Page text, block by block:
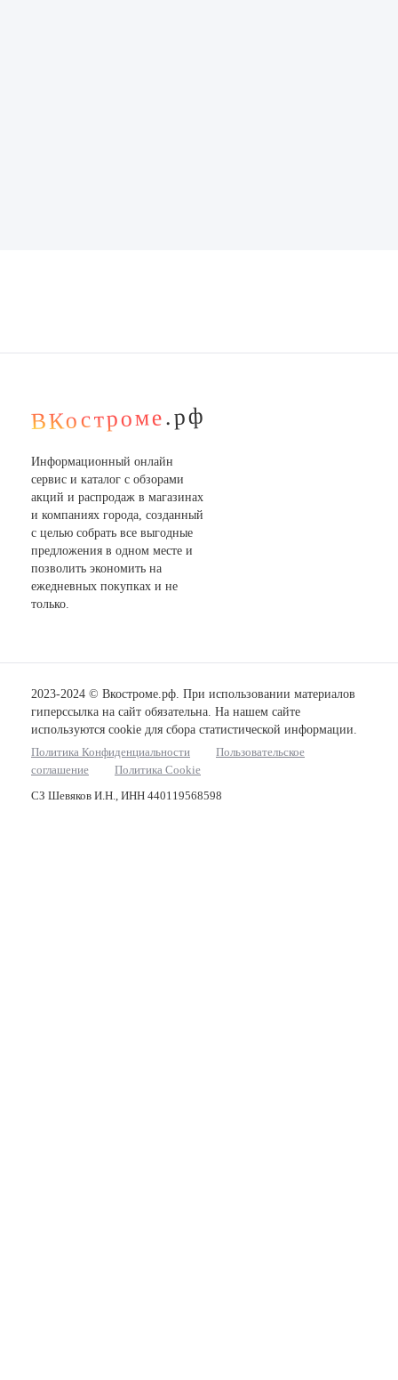
ВКостроме.рф
Информационный онлайн
сервис и каталог с обзорами
акций и распродаж в магазинах
и компаниях города, созданный
с целью собрать все выгодные
предложения в одном месте и
позволить экономить на
ежедневных покупках и не
только.
2023-2024 © Вкостроме.рф. При использовании материалов
гиперссылка на сайт обязательна. На нашем сайте
используются cookie для сбора статистической информации.
Политика Конфиденциальности
Пользовательское
соглашение
Политика Cookie
СЗ Шевяков И.Н., ИНН 440119568598